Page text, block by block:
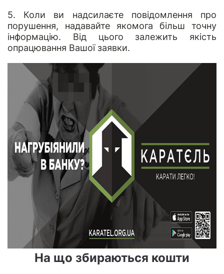
5. Коли ви надсилаєте повідомлення про
порушення, надавайте якомога більш точну
інформацію. Від цього залежить якість
опрацювання Вашої заявки.
На що збираються кошти